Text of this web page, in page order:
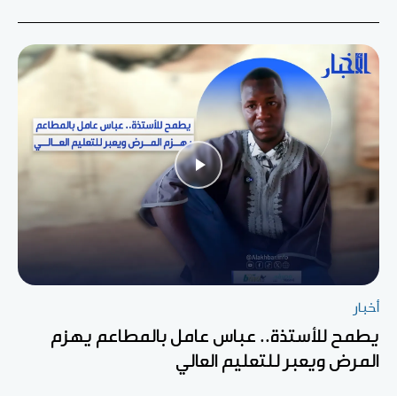
أخبار
يطمح للأستذة.. عباس عامل بالمطاعم يهزم
المرض ويعبر للتعليم العالي